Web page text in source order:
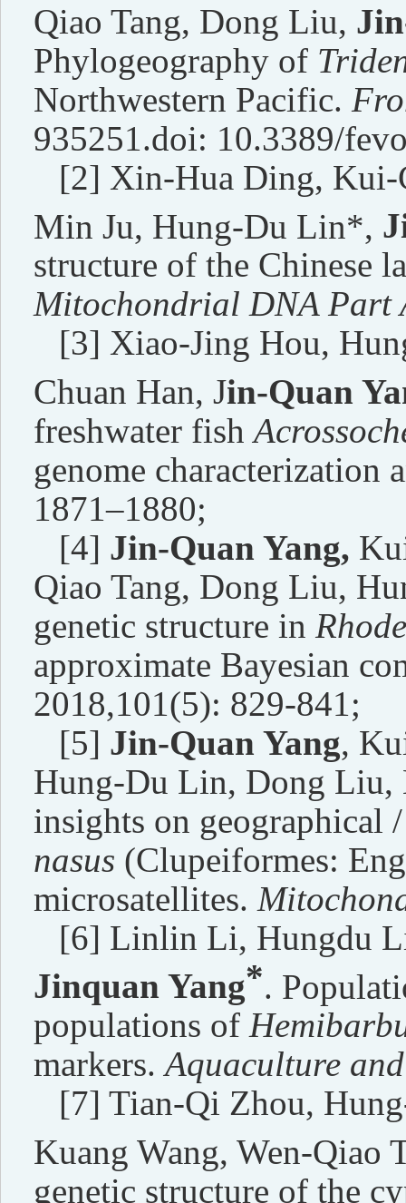
Qiao Tang, Dong Liu,
Phylogeography of
Northwestern Pacific.
935251.doi: 10.3389/
[2] Xin-Hua Ding, Kui-
Min Ju, Hung-Du Lin*,
structure of the Chinese
Mitochondrial DNA Part
[3] Xiao-Jing Hou,
Chuan Han, Jin-Quan
freshwater fish
genome characterization
1871–1880;
[4] Jin-Quan Yang,
Qiao Tang, Dong Liu,
genetic structure in
approximate Bayesian
2018,101(5): 829-841;
[5] Jin-Quan Yang,
Hung-Du Lin, Dong Liu,
insights on
nasus (Clupeiformes:
microsatellites.
[6] Linlin Li, Hungdu
Jinquan Yang*.
populations of
markers.Aquaculture
[7] Tian-Qi Zhou,
Kuang Wang, Wen-Qiao
genetic structure of the